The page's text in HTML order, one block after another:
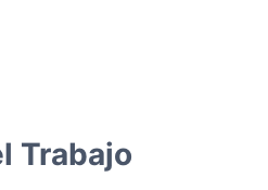
Trabajo